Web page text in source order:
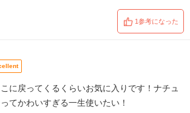
1参考になった
に戻ってくるくらいお気に入りです！ナチュ
てかわいすぎる一生使いたい！